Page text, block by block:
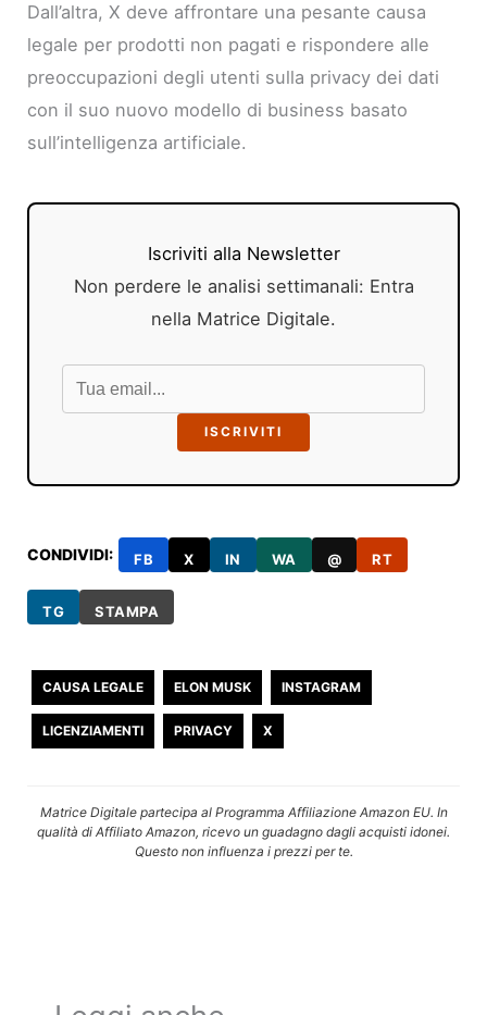
Dall’altra, X deve affrontare una pesante causa
legale per prodotti non pagati e rispondere alle
preoccupazioni degli utenti sulla privacy dei dati
con il suo nuovo modello di business basato
sull’intelligenza artificiale.
Iscriviti alla Newsletter
Non perdere le analisi settimanali: Entra
nella Matrice Digitale.
ISCRIVITI
CONDIVIDI: FB X IN WA @ RT
TG STAMPA
CAUSA LEGALE ELON MUSK INSTAGRAM
LICENZIAMENTI PRIVACY X
Matrice Digitale partecipa al Programma Affiliazione Amazon EU. In
qualità di Affiliato Amazon, ricevo un guadagno dagli acquisti idonei.
Questo non influenza i prezzi per te.